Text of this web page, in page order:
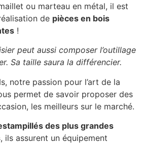
ou marteau en métal, il est
de pièces en bois
!
peut aussi composer l’outillage
Sa taille saura la différencier.
notre passion pour l’art de la
permet de savoir proposer des
les meilleurs sur le marché.
des plus grandes
, ils assurent un équipement